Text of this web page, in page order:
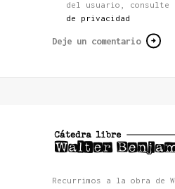
del usuario, consulte
de privacidad
Recurrimos a la obra de